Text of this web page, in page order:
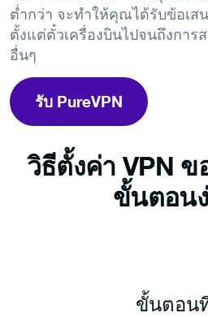
ต่ำกว่า จะทำให้คุณได้รับข้อเส
ตั้งแต่ตั๋วเครื่องบินไปจนถึงกา
อื่นๆ
รับ PureVPN
วิธีตั้งค่า VPN ข
ขั้นตอน
ขั้นตอน